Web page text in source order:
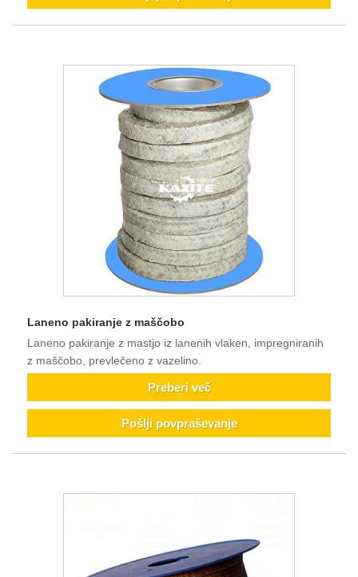
Laneno pakiranje z maščobo
Laneno pakiranje z mastjo iz lanenih vlaken, impregniranih
z maščobo, prevlečeno z vazelino.
Preberi več
Pošlji povpraševanje